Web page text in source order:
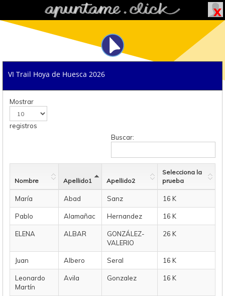
VI Trail Hoya de Huesca 2026
Mostrar
registros
Buscar:
Nombre Apellido1 Apellido2
Selecciona la
prueba
María Abad Sanz 16 K
Pablo Alamañac Hernandez 16 K
ELENA ALBAR
GONZÁLEZ-
VALERIO
26 K
Juan Albero Seral 16 K
Leonardo
Martín
Avila Gonzalez 16 K